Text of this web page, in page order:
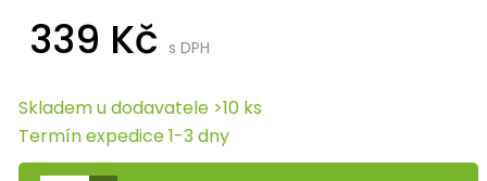
339 Kč s DPH
Skladem u dodavatele >10 ks
Termín expedice 1-3 dny